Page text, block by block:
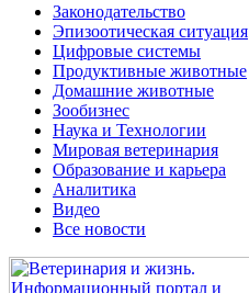
Законодательство
Эпизоотическая ситуация
Цифровые системы
Продуктивные животные
Домашние животные
Зообизнес
Наука и Технологии
Мировая ветеринария
Образование и карьера
Аналитика
Видео
Все новости